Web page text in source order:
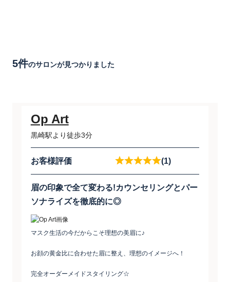
5件のサロンが見つかりました
Op Art
黒崎駅より徒歩3分
お客様評価 (1)
眉の印象で全て変わる!カウンセリングとパー
ソナライズを徹底的に◎
マスク生活の今だからこそ理想の美眉に♪
お顔の黄金比に合わせた眉に整え、理想のイメージへ！
完全オーダーメイドスタイリング☆